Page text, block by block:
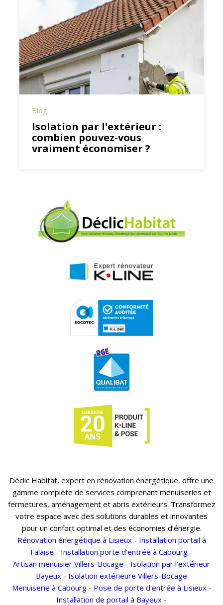
Blog
Isolation par l'extérieur :
combien pouvez-vous
vraiment économiser ?
Déclic Habitat, expert en rénovation énergétique, offre une
gamme complète de services comprenant menuiseries et
fermetures, aménagement et abris extérieurs. Transformez
votre espace avec des solutions durables et innovantes
pour un confort optimal et des économies d’énergie.
Rénovation énergétique à Lisieux- Installation portail à
Falaise - Installation porte d'entrée à Cabourg -
Artisan menuisier Villers-Bocage - Isolation par l'extérieur
Bayeux - Isolation extérieure Villers-Bocage
Menuiserie à Cabourg- Pose de porte d'entrée à Lisieux-
Installation de portail à Bayeux -